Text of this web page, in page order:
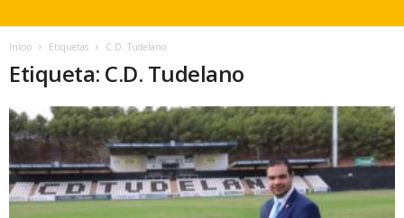
Inicio Etiquetas C.D. Tudelano
Etiqueta: C.D. Tudelano